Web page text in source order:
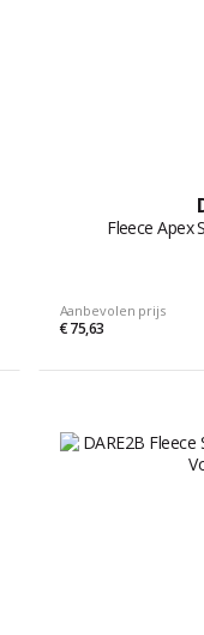
Fleece Apex
Aanbevolen prijs
€ 75,63